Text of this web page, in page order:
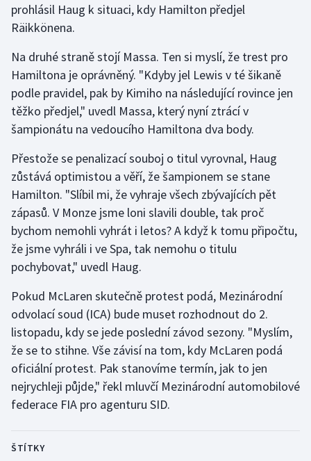
Olympijské hry
Plavání
Plážový volejbal
Rychlobruslení
Rychlostní kanoistika
Short track
Sportovní střelba
Stolní tenis
Triatlon
Veslování
Vodní slalom
Volejbal
prohlásil Haug k situaci, kdy Hamilton předjel
Räikkönena.
Na druhé straně stojí Massa. Ten si myslí, že trest pro
Hamiltona je oprávněný. "Kdyby jel Lewis v té šikaně
podle pravidel, pak by Kimiho na následující rovince jen
těžko předjel," uvedl Massa, který nyní ztrácí v
šampionátu na vedoucího Hamiltona dva body.
Přestože se penalizací souboj o titul vyrovnal, Haug
zůstává optimistou a věří, že šampionem se stane
Hamilton. "Slíbil mi, že vyhraje všech zbývajících pět
zápasů. V Monze jsme loni slavili double, tak proč
bychom nemohli vyhrát i letos? A když k tomu připočtu,
že jsme vyhráli i ve Spa, tak nemohu o titulu
pochybovat," uvedl Haug.
Pokud McLaren skutečně protest podá, Mezinárodní
odvolací soud (ICA) bude muset rozhodnout do 2.
listopadu, kdy se jede poslední závod sezony. "Myslím,
že se to stihne. Vše závisí na tom, kdy McLaren podá
oficiální protest. Pak stanovíme termín, jak to jen
nejrychleji půjde," řekl mluvčí Mezinárodní automobilové
federace FIA pro agenturu SID.
ŠTÍTKY